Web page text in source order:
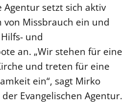
Agentur setzt sich aktiv
von Missbrauch ein und
und
an. „Wir stehen für eine
und treten für eine
ein“, sagt Mirko
Evangelischen Agentur.
Frieden
Geschlechter